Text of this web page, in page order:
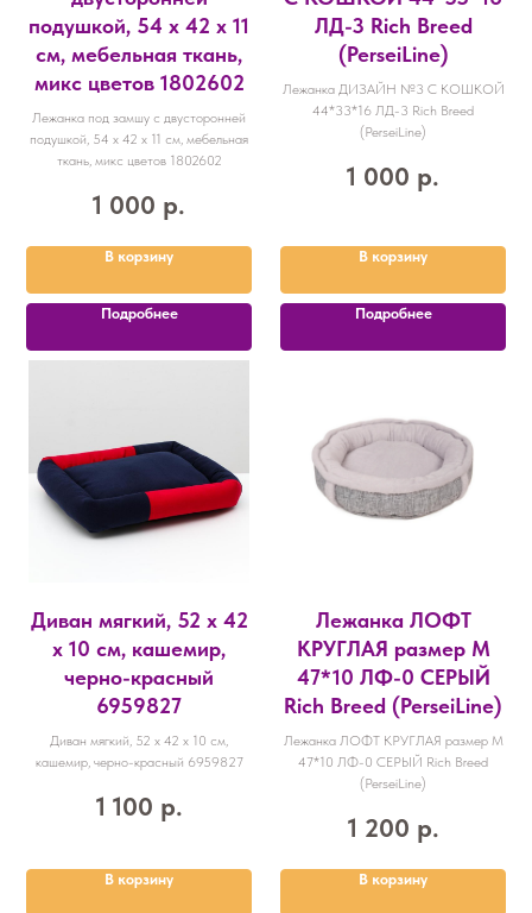
подушкой, 54 х 42 х 11
см, мебельная ткань,
микс цветов 1802602
Лежанка под замшу с двусторонней
подушкой, 54 х 42 х 11 см, мебельная
ткань, микс цветов 1802602
1 000 р.
В корзину
Подробнее
ЛД-3 Rich Breed
(PerseiLine)
Лежанка ДИЗАЙН №3 С КОШКОЙ
44*33*16 ЛД-3 Rich Breed
(PerseiLine)
1 000 р.
В корзину
Подробнее
Диван мягкий, 52 х 42
х 10 см, кашемир,
черно-красный
6959827
Диван мягкий, 52 х 42 х 10 см,
кашемир, черно-красный 6959827
1 100 р.
В корзину
Лежанка ЛОФТ
КРУГЛАЯ размер M
47*10 ЛФ-0 СЕРЫЙ
Rich Breed (PerseiLine)
Лежанка ЛОФТ КРУГЛАЯ размер M
47*10 ЛФ-0 СЕРЫЙ Rich Breed
(PerseiLine)
1 200 р.
В корзину